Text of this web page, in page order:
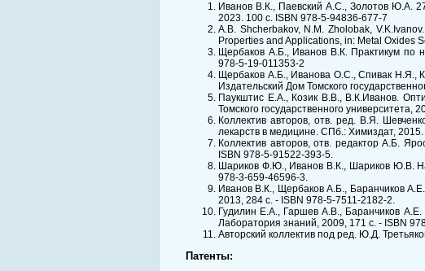
Иванов В.К., Паевский А.С., Золотов Ю.А.
2023. 100 с. ISBN 978-5-94836-677-7
A.B. Shcherbakov, N.M. Zholobak,
Properties and Applications, in: Metal Oxides
Щербаков А.Б., Иванов В.К. Практикум по
978-5-19-011353-2
Щербаков А.Б., Иванова О.С., Спивак Н.Я.,
Издательский Дом Томского
Паукштис Е.А., Козик В.В., В.К.Иванов.
Томского государственного университета,
Коллектив авторов, отв. ред. В.Я.
лекарств в медицине. СПб.: Химиздат,
Коллектив авторов, отв. редактор А.Б.
ISBN 978-5-91522-393-5.
Шариков Ф.Ю., Иванов В.К., Шариков Ю.В.
978-3-659-46596-3.
Иванов В.К., Щербаков А.Б., Баранчиков
2013, 284 с. - ISBN 978-5-7511-2182-2.
Гудилин Е.А., Гаршев А.В., Баранчиков
Лаборатория знаний, 2009, 171 с. - ISBN
Авторский коллектив под ред. Ю.Д.
Патенты: